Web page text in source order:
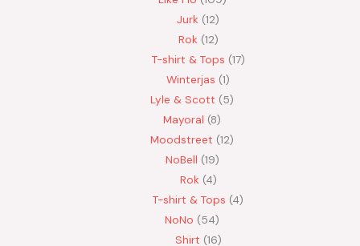
Jurk 12
Rok 12
T-shirt & Tops 17
Winterjas 1
Lyle & Scott
5
Mayoral 8
Moodstreet 12
NoBell 19
Rok 4
T-shirt & Tops 4
NoNo
54
Shirt 16